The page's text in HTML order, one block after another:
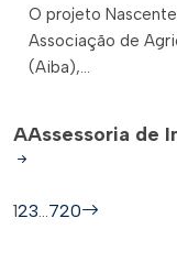
O projeto
Associação de
(Aiba),...
AAssessoria de
123…720